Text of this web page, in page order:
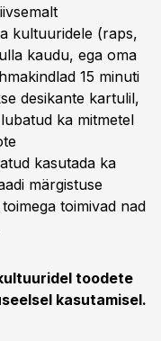
kultuuridele (raps,
kaudu, ega oma
15 minuti
desikante kartulil,
ka mitmetel
kasutada ka
märgistuse
toimivad nad
toodete
kasutamisel.